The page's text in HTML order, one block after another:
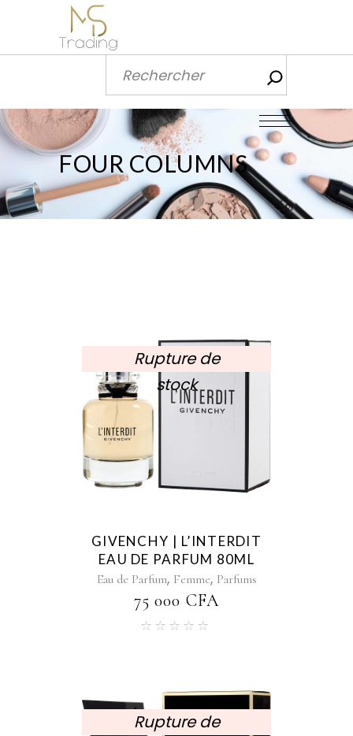
FOUR COLUMNS
Rupture de
stock
GIVENCHY | L’INTERDIT
EAU DE PARFUM 80ML
Eau de Parfum, Femme, Parfums
75 000 CFA
Rupture de